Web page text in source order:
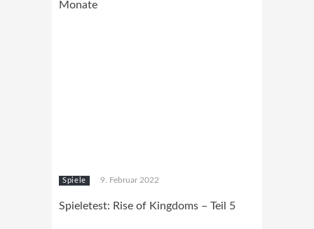
Monate
Spiele 9. Februar 2022
Spieletest: Rise of Kingdoms – Teil 5